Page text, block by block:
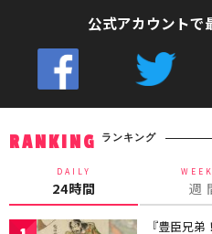
公式アカウントで
RANKING ランキング
DAILY
24時間 週
『豊臣兄